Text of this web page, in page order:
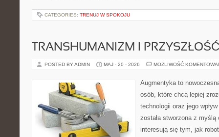
CATEGORIES: TRENUJ W SPOKOJU
TRANSHUMANIZM I
POSTED BY ADMIN MAJ - 20 - 2026 MOŻLIWOŚĆ
Augmentyka to
osób, które chcą lepiej
technologii oraz jego
została stworzona z
interesują się tym, jak